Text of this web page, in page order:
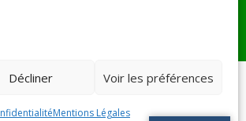
Décliner Voir les préférences
Mentions Légales